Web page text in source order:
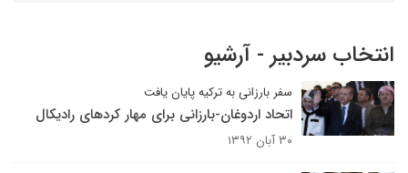
انتخاب سردبیر - آرشیو
سفر بارزانی به ترکیه پایان یافت
اتحاد اردوغان-بارزانی برای مهار کردهای رادیکال
۳۰ آبان ۱۳۹۲